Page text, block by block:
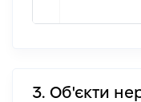
3. Об'єкти